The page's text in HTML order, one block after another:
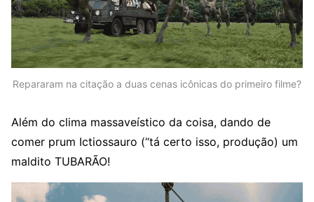
Repararam na citação a duas cenas icônicas do primeiro filme?
Além do clima massaveístico da coisa, dando de
comer prum Ictiossauro (“tá certo isso, produção) um
maldito TUBARÃO!